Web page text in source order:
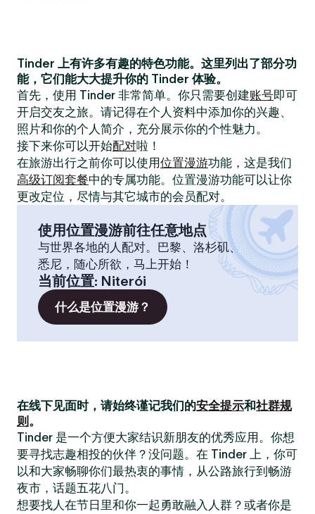
Tinder 上有许多有趣的特色功能。这里列出了部分功
能，它们能大大提升你的 Tinder 体验。
首先，使用 Tinder 非常简单。你只需要创建账号即可
开启交友之旅。请记得在个人资料中添加你的兴趣、
照片和你的个人简介，充分展示你的个性魅力。
接下来你可以开始配对啦！
在旅游出行之前你可以使用位置漫游功能，这是我们
高级订阅套餐中的专属功能。位置漫游功能可以让你
更改定位，尽情与其它城市的会员配对。
使用位置漫游前往任意地点
与世界各地的人配对。巴黎、洛杉矶、
悉尼，随心所欲，马上开始！
当前位置: Niterói
什么是位置漫游？
在线下见面时，请始终谨记我们的安全提示和社群规
则 。
Tinder 是一个方便大家结识新朋友的优秀应用。你想
要寻找志趣相投的伙伴？没问题。在 Tinder 上，你可
以和大家畅聊你们最热衷的事情，从公路旅行到畅游
夜市，话题五花八门。
想要找人在节日里和你一起勇敢融入人群？或者你是